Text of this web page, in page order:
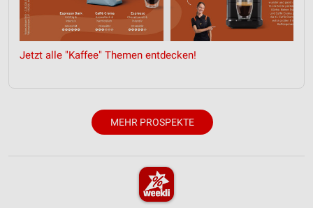
Jetzt alle "Kaffee" Themen entdecken!
MEHR PROSPEKTE